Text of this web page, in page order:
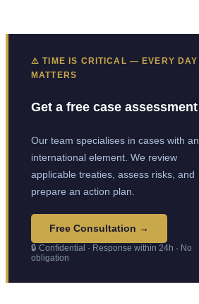
⚠️ TIME IS CRITICAL — EVERY DAY
MATTERS
Get a free case assessment
Our team specialises in cases with an
international element. We review
applicable treaties, assess risks, and
prepare an action plan.
Free Consultation →
🔒 Confidential · Response within 24h · No
obligation